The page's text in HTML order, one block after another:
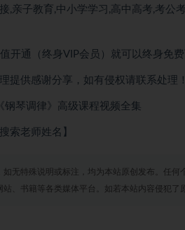
,亲子教育,中小学学习,高中高考,考公
开通（终身VIP会员）就可以终身免
提供感谢分享，如有侵权请联系处理！
钢琴调律》高级课程视频全集
索老师姓名】
如无特殊说明或标注，均为本站原创发布。任何
站、书籍等各类媒体平台。如若本站内容侵犯了